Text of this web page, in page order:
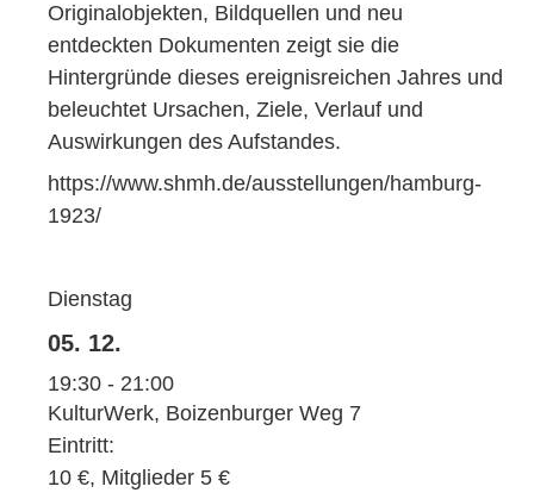
Originalobjekten, Bildquellen und neu
entdeckten Dokumenten zeigt sie die
Hintergründe dieses ereignisreichen Jahres und
beleuchtet Ursachen, Ziele, Verlauf und
Auswirkungen des Aufstandes.
https://www.shmh.de/ausstellungen/hamburg-
1923/
Dienstag
05. 12.
19:30 - 21:00
KulturWerk, Boizenburger Weg 7
Eintritt:
10 €, Mitglieder 5 €